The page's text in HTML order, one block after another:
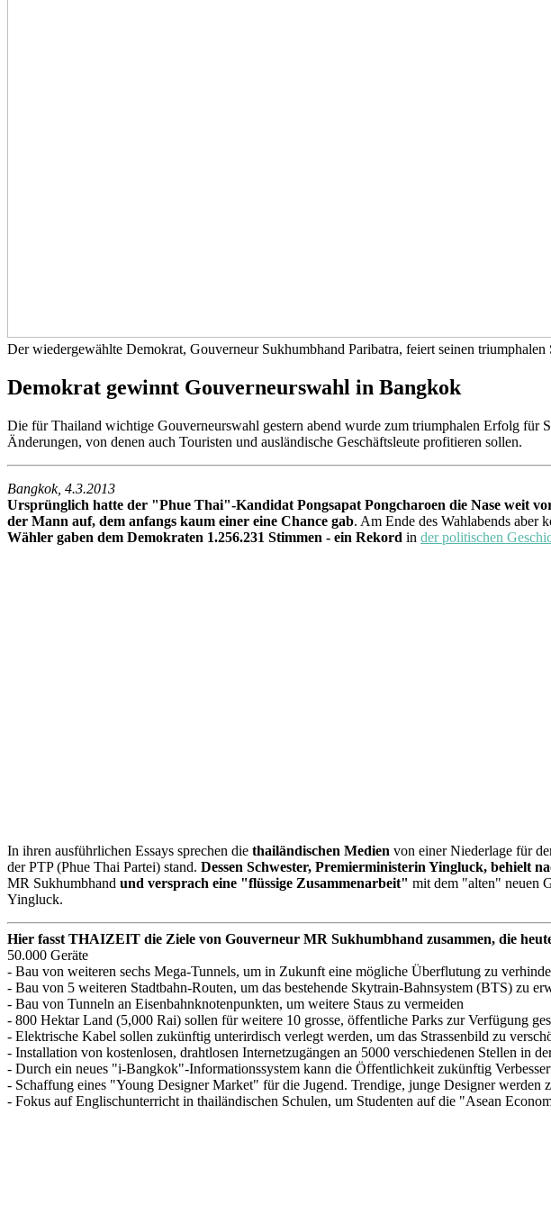
Der wiedergewählte Demokrat, Gouverneur Sukhumbhand Paribatra, feiert seinen
Demokrat gewinnt Gouverneurswahl in Bangkok
Die für Thailand wichtige Gouverneurswahl gestern abend wurde zum triumphalen Erfolg für
Änderungen, von denen auch Touristen und ausländische Geschäftsleute profitieren sollen.
Bangkok, 4.3.2013
Ursprünglich hatte der "Phue Thai"-Kandidat Pongsapat Pongcharoen die Nase weit
der Mann auf, dem anfangs kaum einer eine Chance gab. Am Ende des Wahlabends aber
Wähler gaben dem Demokraten 1.256.231 Stimmen - ein Rekord in der politischen
In ihren ausführlichen Essays sprechen die thailändischen Medien von einer Niederlage für
der PTP (Phue Thai Partei) stand. Dessen Schwester, Premierministerin Yingluck, behielt
MR Sukhumbhand und versprach eine "flüssige Zusammenarbeit" mit dem "alten" neuen
Yingluck.
Hier fasst THAIZEIT die Ziele von Gouverneur MR Sukhumbhand zusammen, die
50.000 Geräte
- Bau von weiteren sechs Mega-Tunnels, um in Zukunft eine mögliche Überflutung zu
- Bau von 5 weiteren Stadtbahn-Routen, um das bestehende Skytrain-Bahnsystem (BTS) zu
- Bau von Tunneln an Eisenbahnknotenpunkten, um weitere Staus zu vermeiden
- 800 Hektar Land (5,000 Rai) sollen für weitere 10 grosse, öffentliche Parks zur Verfügung
- Elektrische Kabel sollen zukünftig unterirdisch verlegt werden, um das Strassenbild zu
- Installation von kostenlosen, drahtlosen Internetzugängen an 5000 verschiedenen Stellen in
- Durch ein neues "i-Bangkok"-Informationssystem kann die Öffentlichkeit zukünftig
- Schaffung eines "Young Designer Market" für die Jugend. Trendige, junge Designer werden
- Fokus auf Englischunterricht in thailändischen Schulen, um Studenten auf die "Asean